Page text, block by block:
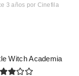
3 años por Cinefila
Witch Academia